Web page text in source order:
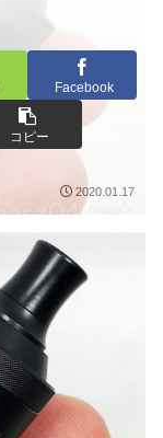
Facebook
コピー
2020.01.17